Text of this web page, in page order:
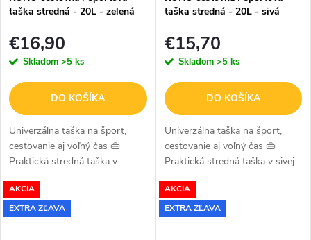
taška stredná - 20L - zelená
€16,90
Skladom >5 ks
DO KOŠÍKA
Univerzálna taška na šport,
cestovanie aj voľný čas 👜
Praktická stredná taška v
zelenej farbe je ideálnou voľbou
pre každého, kto hľadá
spoľahlivú a štýlovú tašku na...
taška stredná - 20L - sivá
€15,70
Skladom >5 ks
DO KOŠÍKA
Univerzálna taška na šport,
cestovanie aj voľný čas 👜
Praktická stredná taška v sivej
farbe je ideálnou voľbou pre
každého, kto hľadá spoľahlivú a
štýlovú tašku na...
AKCIA
EXTRA ZĽAVA
AKCIA
EXTRA ZĽAVA